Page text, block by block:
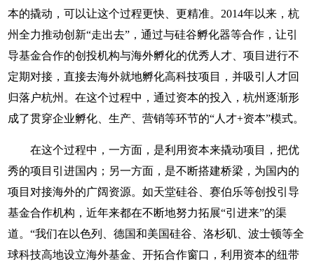
本的撬动，可以让这个过程更快、更精准。2014年以来，杭
州全力推动创新“走出去”，通过与硅谷孵化器等合作，让引
导基金合作的创投机构与海外孵化的优秀人才、项目进行不
定期对接，直接去海外就地孵化高科技项目，并吸引人才回
归落户杭州。在这个过程中，通过资本的投入，杭州逐渐形
成了贯穿企业孵化、生产、营销等环节的“人才+资本”模式。
在这个过程中，一方面，是利用资本来撬动项目，把优
秀的项目引进国内；另一方面，是不断搭建桥梁，为国内的
项目对接海外的广阔资源。如天堂硅谷、赛伯乐等创投引导
基金合作机构，近年来都在不断地努力拓展“引进来”的渠
道。“我们在以色列、德国和美国硅谷、洛杉矶、波士顿等全
球科技高地设立海外基金、开拓合作窗口，利用资本的纽带